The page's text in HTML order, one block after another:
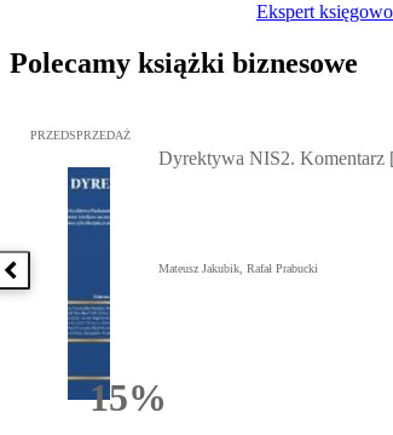
Ekspert
Polecamy książki biznesowe
Poprzednia książka
Przejdź do: Dyrektywa NIS2. Komentarz
PRZEDSPRZEDAŻ
15%Rabatu
Dyrektywa NIS2.
Mateusz Jakubik, Rafał Prabucki